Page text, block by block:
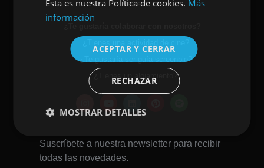
Prensa
¿Te gustaría ser guía screenbie?
¿Tienes un alojamiento?
Suscríbete a nuestra newsletter para recibir
todas las novedades.
ENGLISH
Esta es nuestra Política de cookies. Más
información
ACEPTAR Y CERRAR
RECHAZAR
MOSTRAR DETALLES